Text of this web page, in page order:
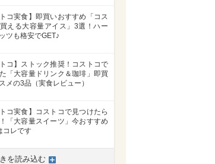
トコ実食】即買いおすすめ「コス
買える大容量アイス」3選！ハー
ツも格安でGET♪
トコ】ストック推奨！コストコで
「大容量ドリンク＆珈琲」即買
メの3品（実食レビュー）
トコ実食】コストコで見つけたら
「大容量スイーツ」今おすすめ
コレです
を読み込む